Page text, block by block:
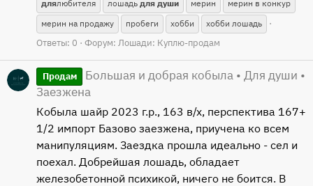
длялюбителя лошадь для души мерин
мерин в конкур
мерин на продажу
пробеги хобби хобби лошадь
Ответы: 0 Форум: Лошади: Куплю-продам
Продам
Большая и добрая кобыла • Для души •
Заезжена
Кобыла шайр 2023 г.р., 163 в/х, перспектива 167+
1/2 импорт Базово заезжена, приучена ко всем
манипуляциям. Заездка прошла идеально - сел и
поехал. Добрейшая лошадь, обладает
железобетонной психикой, ничего не боится. В